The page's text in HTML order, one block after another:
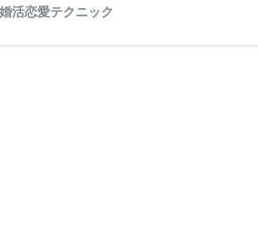
活恋愛テクニック